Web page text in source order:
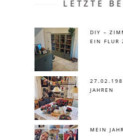
LETZTE
DIY –
EIN FLUR
JAHREN
MEIN